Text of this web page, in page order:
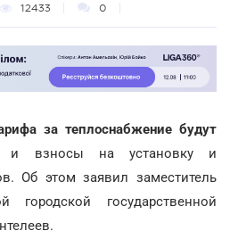
12433 0
за теплоснабжение будут
и взносы на установку и
Об этом заявил заместитель
городской государственной